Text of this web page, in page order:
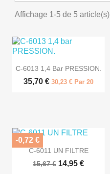
Affichage 1-5 de 5 article(s)
 Aperçu rapide
C-6013 1,4 Bar PRESSION.
35,70 € 30,23 € Par 20
 Aperçu rapide
C-6011 UN FILTRE
15,67 € 14,95 €
-0,72 €